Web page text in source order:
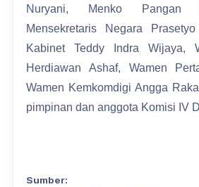
Nuryani, Menko Pangan
Mensekretaris Negara
Kabinet Teddy Indra Wijaya,
Herdiawan Ashaf, Wamen
Wamen Kemkomdigi Angga
pimpinan dan anggota Komisi IV
Sumber: